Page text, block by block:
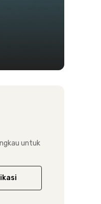
untuk